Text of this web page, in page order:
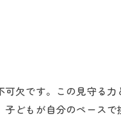
欠です。この見守る力
どもが自分のペースで